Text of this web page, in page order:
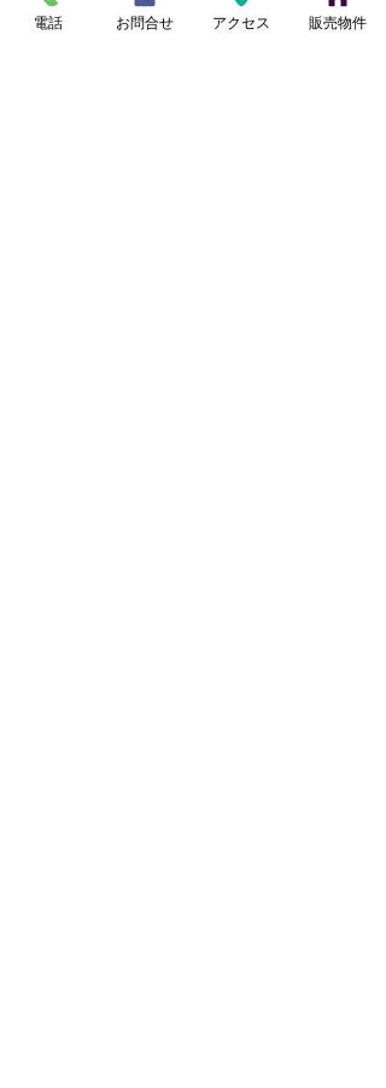
小山
電話 お問合せ アクセス 販売物件